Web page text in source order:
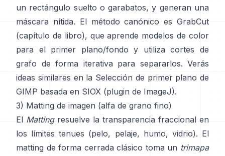
un rectángulo suelto o garabatos, y generan una
máscara nítida. El método canónico es GrabCut
(capítulo de libro), que aprende modelos de color
para el primer plano/fondo y utiliza cortes de
grafo de forma iterativa para separarlos. Verás
ideas similares en la Selección de primer plano de
GIMP basada en SIOX (plugin de ImageJ).
3) Matting de imagen (alfa de grano fino)
El Mattingresuelve la transparencia fraccional en
los límites tenues (pelo, pelaje, humo, vidrio). El
matting de forma cerrada clásico toma un trimapa